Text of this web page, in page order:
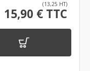
(13,25 HT)
15,90 € TTC